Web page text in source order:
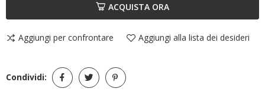
ACQUISTA ORA
Aggiungi per confrontare Aggiungi alla lista dei desideri
Condividi: